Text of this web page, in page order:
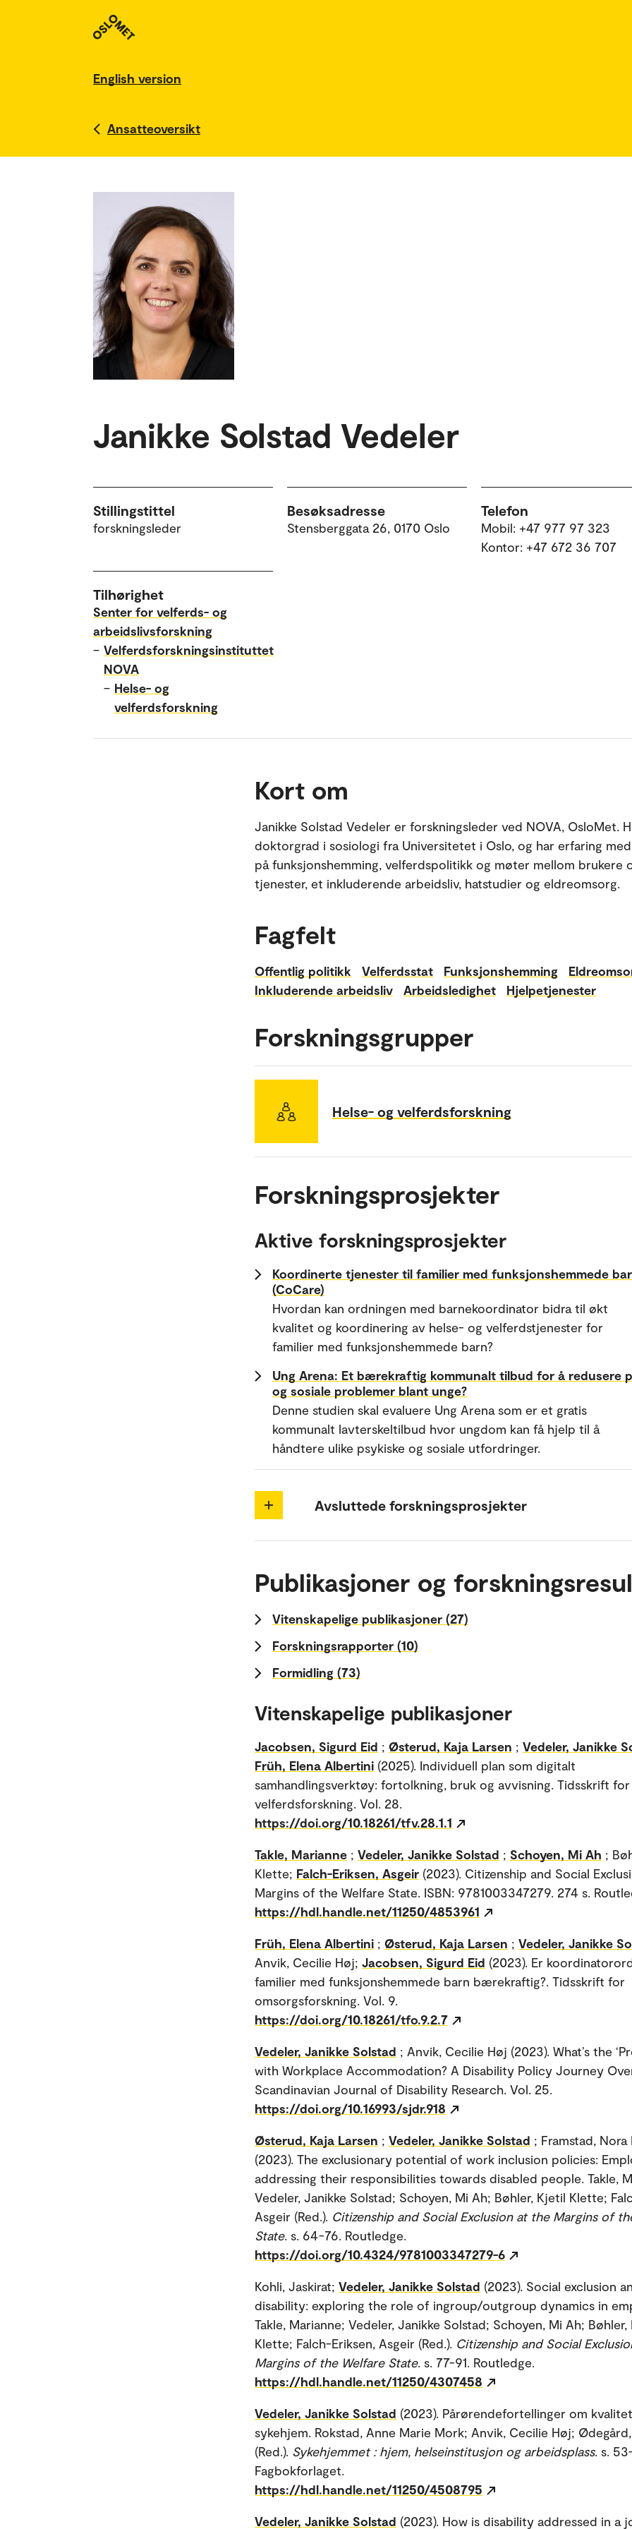
English version
Ansatteoversikt
Janikke Solstad Vedeler
Stillingstittel
forskningsleder
Besøksadresse
Stensberggata 26, 0170 Oslo
Telefon
Mobil: +47 977 97 323
Kontor: +47 672 36 707
Tilhørighet
Senter for velferds- og
arbeidslivsforskning
– Velferdsforskningsinstituttet
NOVA
– Helse- og
velferdsforskning
Kort om
Janikke Solstad Vedeler er forskningsleder ved NOVA, OsloMet.
doktorgrad i sosiologi fra Universitetet i Oslo, og har erfaring
på funksjonshemming, velferdspolitikk og møter mellom brukere
tjenester, et inkluderende arbeidsliv, hatstudier og eldreomsorg.
Fagfelt
Offentlig politikk Velferdsstat Funksjonshemming
Inkluderende arbeidsliv
Arbeidsledighet Hjelpetjenester
Forskningsgrupper
Helse- og velferdsforskning
Forskningsprosjekter
Aktive forskningsprosjekter
Koordinerte tjenester til familier med funksjonshemmede
(CoCare)
Hvordan kan ordningen med barnekoordinator bidra til økt
kvalitet og koordinering av helse- og velferdstjenester for
familier med funksjonshemmede barn?
Ung Arena: Et bærekraftig kommunalt tilbud for å redusere
og sosiale problemer blant unge?
Denne studien skal evaluere Ung Arena som er et gratis
kommunalt lavterskeltilbud hvor ungdom kan få hjelp til å
håndtere ulike psykiske og sosiale utfordringer.
Avsluttede forskningsprosjekter
Publikasjoner og
Vitenskapelige publikasjoner (27)
Forskningsrapporter (10)
Formidling (73)
Vitenskapelige publikasjoner
Jacobsen, Sigurd Eid ; Østerud, Kaja Larsen ; Vedeler, Janikke
Früh, Elena Albertini (2025). Individuell plan som digitalt
samhandlingsverktøy: fortolkning, bruk og avvisning. Tidsskrift for
velferdsforskning. Vol. 28.
https://doi.org/10.18261/tfv.28.1.1
Takle, Marianne ; Vedeler, Janikke Solstad ; Schoyen, Mi Ah ;
Klette; Falch-Eriksen, Asgeir (2023). Citizenship and Social
Margins of the Welfare State. ISBN: 9781003347279. 274 s.
https://hdl.handle.net/11250/4853961
Früh, Elena Albertini ; Østerud, Kaja Larsen ; Vedeler, Janikke
Anvik, Cecilie Høj; Jacobsen, Sigurd Eid (2023). Er
familier med funksjonshemmede barn bærekraftig?. Tidsskrift for
omsorgsforskning. Vol. 9.
https://doi.org/10.18261/tfo.9.2.7
Vedeler, Janikke Solstad ; Anvik, Cecilie Høj (2023). What’s the
with Workplace Accommodation? A Disability Policy Journey
Scandinavian Journal of Disability Research. Vol. 25.
https://doi.org/10.16993/sjdr.918
Østerud, Kaja Larsen ; Vedeler, Janikke Solstad ; Framstad,
(2023). The exclusionary potential of work inclusion policies:
addressing their responsibilities towards disabled people. Takle,
Vedeler, Janikke Solstad; Schoyen, Mi Ah; Bøhler, Kjetil Klette;
Asgeir (Red.). Citizenship and Social Exclusion at the Margins of
State. s. 64-76. Routledge.
https://doi.org/10.4324/9781003347279-6
Kohli, Jaskirat; Vedeler, Janikke Solstad (2023). Social exclusion
disability: exploring the role of ingroup/outgroup dynamics in
Takle, Marianne; Vedeler, Janikke Solstad; Schoyen, Mi Ah;
Klette; Falch-Eriksen, Asgeir (Red.). Citizenship and Social
Margins of the Welfare State. s. 77-91. Routledge.
https://hdl.handle.net/11250/4307458
Vedeler, Janikke Solstad (2023). Pårørendefortellinger om
sykehjem. Rokstad, Anne Marie Mork; Anvik, Cecilie Høj;
(Red.). Sykehjemmet : hjem, helseinstitusjon og arbeidsplass. s.
Fagbokforlaget.
https://hdl.handle.net/11250/4508795
Vedeler, Janikke Solstad (2023). How is disability addressed in a